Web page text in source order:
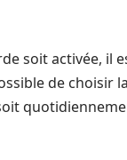
soit activée,
de choisir